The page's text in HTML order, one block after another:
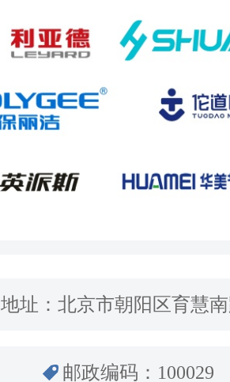
地址：北京市朝阳区育慧
邮政编码：100029